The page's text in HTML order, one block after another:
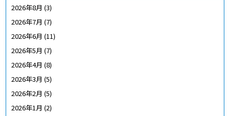
2026年8月 (3)
2026年7月 (7)
2026年6月 (11)
2026年5月 (7)
2026年4月 (8)
2026年3月 (5)
2026年2月 (5)
2026年1月 (2)